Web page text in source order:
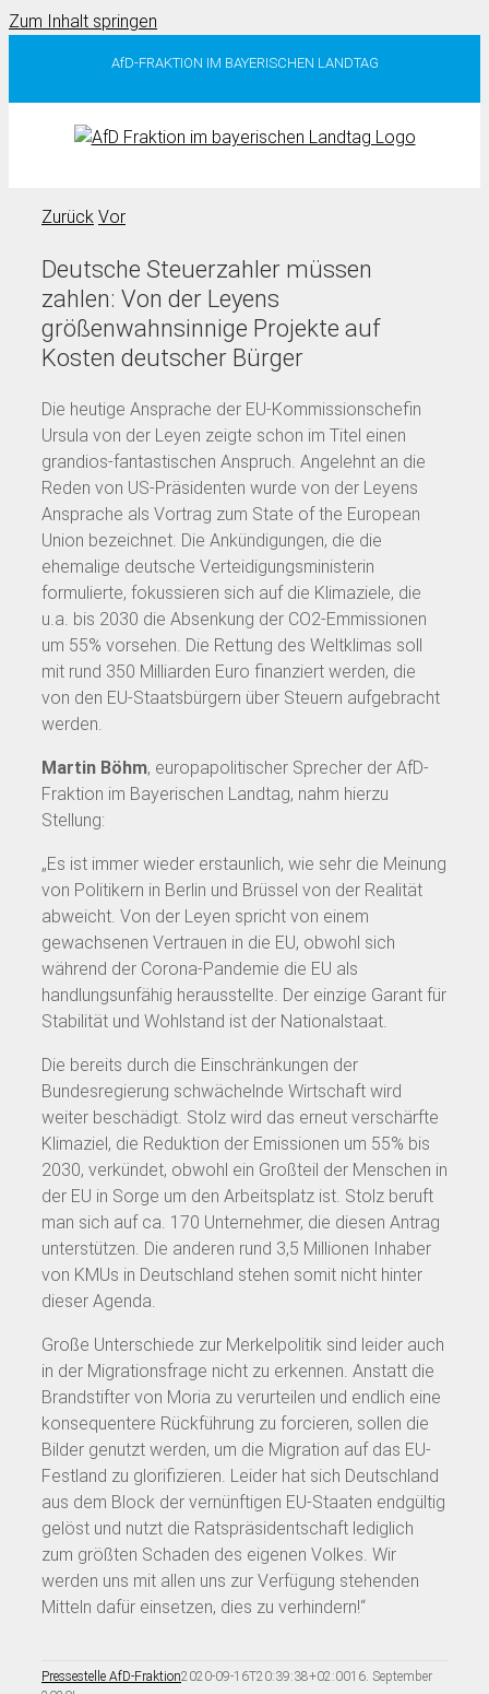
Zum Inhalt springen
AfD-FRAKTION IM BAYERISCHEN LANDTAG
Zurück Vor
Deutsche Steuerzahler müssen
zahlen: Von der Leyens
größenwahnsinnige Projekte auf
Kosten deutscher Bürger
Die heutige Ansprache der EU-Kommissionschefin
Ursula von der Leyen zeigte schon im Titel einen
grandios-fantastischen Anspruch. Angelehnt an die
Reden von US-Präsidenten wurde von der Leyens
Ansprache als Vortrag zum State of the European
Union bezeichnet. Die Ankündigungen, die die
ehemalige deutsche Verteidigungsministerin
formulierte, fokussieren sich auf die Klimaziele, die
u.a. bis 2030 die Absenkung der CO2-Emmissionen
um 55% vorsehen. Die Rettung des Weltklimas soll
mit rund 350 Milliarden Euro finanziert werden, die
von den EU-Staatsbürgern über Steuern aufgebracht
werden.
Martin Böhm, europapolitischer Sprecher der AfD-
Fraktion im Bayerischen Landtag, nahm hierzu
Stellung:
„Es ist immer wieder erstaunlich, wie sehr die Meinung
von Politikern in Berlin und Brüssel von der Realität
abweicht. Von der Leyen spricht von einem
gewachsenen Vertrauen in die EU, obwohl sich
während der Corona-Pandemie die EU als
handlungsunfähig herausstellte. Der einzige Garant für
Stabilität und Wohlstand ist der Nationalstaat.
Die bereits durch die Einschränkungen der
Bundesregierung schwächelnde Wirtschaft wird
weiter beschädigt. Stolz wird das erneut verschärfte
Klimaziel, die Reduktion der Emissionen um 55% bis
2030, verkündet, obwohl ein Großteil der Menschen in
der EU in Sorge um den Arbeitsplatz ist. Stolz beruft
man sich auf ca. 170 Unternehmer, die diesen Antrag
unterstützen. Die anderen rund 3,5 Millionen Inhaber
von KMUs in Deutschland stehen somit nicht hinter
dieser Agenda.
Große Unterschiede zur Merkelpolitik sind leider auch
in der Migrationsfrage nicht zu erkennen. Anstatt die
Brandstifter von Moria zu verurteilen und endlich eine
konsequentere Rückführung zu forcieren, sollen die
Bilder genutzt werden, um die Migration auf das EU-
Festland zu glorifizieren. Leider hat sich Deutschland
aus dem Block der vernünftigen EU-Staaten endgültig
gelöst und nutzt die Ratspräsidentschaft lediglich
zum größten Schaden des eigenen Volkes. Wir
werden uns mit allen uns zur Verfügung stehenden
Mitteln dafür einsetzen, dies zu verhindern!“
Pressestelle AfD-Fraktion2020-09-16T20:39:38+02:0016. September